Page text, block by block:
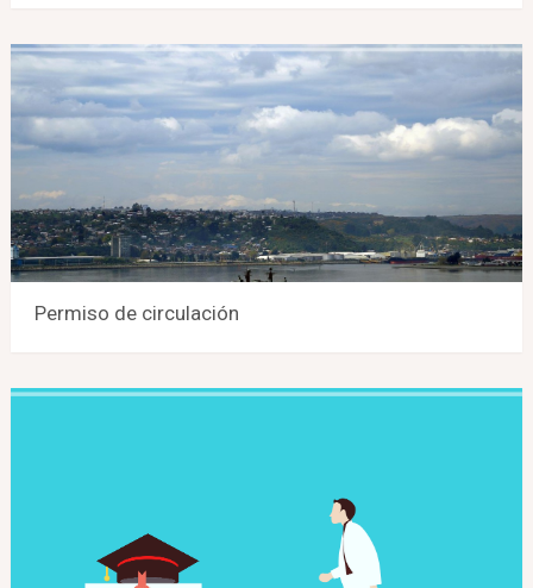
Permiso de circulación